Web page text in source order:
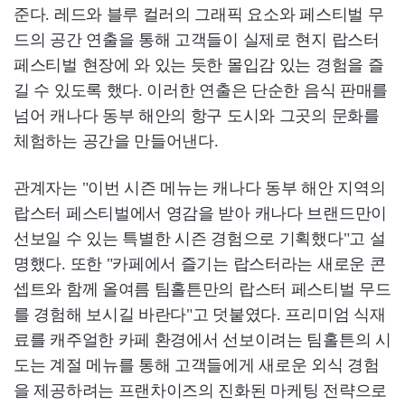
준다. 레드와 블루 컬러의 그래픽 요소와 페스티벌 무
드의 공간 연출을 통해 고객들이 실제로 현지 랍스터
페스티벌 현장에 와 있는 듯한 몰입감 있는 경험을 즐
길 수 있도록 했다. 이러한 연출은 단순한 음식 판매를
넘어 캐나다 동부 해안의 항구 도시와 그곳의 문화를
체험하는 공간을 만들어낸다.
관계자는 "이번 시즌 메뉴는 캐나다 동부 해안 지역의
랍스터 페스티벌에서 영감을 받아 캐나다 브랜드만이
선보일 수 있는 특별한 시즌 경험으로 기획했다"고 설
명했다. 또한 "카페에서 즐기는 랍스터라는 새로운 콘
셉트와 함께 올여름 팀홀튼만의 랍스터 페스티벌 무드
를 경험해 보시길 바란다"고 덧붙였다. 프리미엄 식재
료를 캐주얼한 카페 환경에서 선보이려는 팀홀튼의 시
도는 계절 메뉴를 통해 고객들에게 새로운 외식 경험
을 제공하려는 프랜차이즈의 진화된 마케팅 전략으로